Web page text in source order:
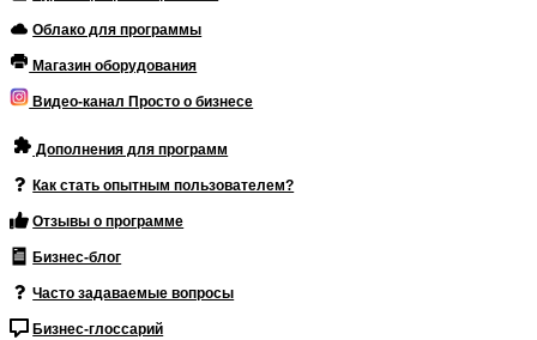
Облако для программы
Магазин оборудования
Видео-канал Просто о бизнесе
Дополнения для программ
Как стать опытным пользователем?
Отзывы о программе
Бизнес-блог
Часто задаваемые вопросы
Бизнес-глоссарий